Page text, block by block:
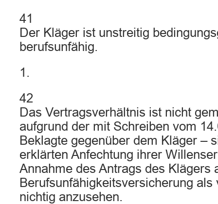
41
Der Kläger ist unstreitig
berufsunfähig.
1.
42
Das Vertragsverhältnis ist nicht
aufgrund der mit Schreiben vom
Beklagte gegenüber dem Kläger –
erklärten Anfechtung ihrer
Annahme des Antrags des Klägers
Berufsunfähigkeitsversicherung als
nichtig anzusehen.